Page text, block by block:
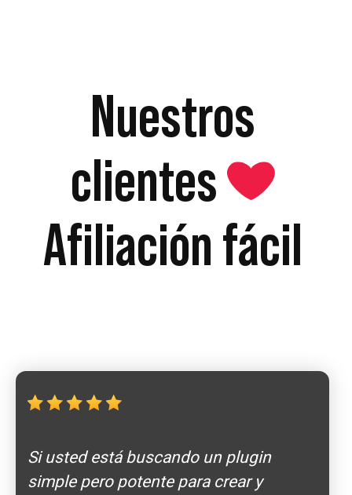
Nuestros
clientes
Afiliación fácil
Si usted está buscando un plugin
simple pero potente para crear y